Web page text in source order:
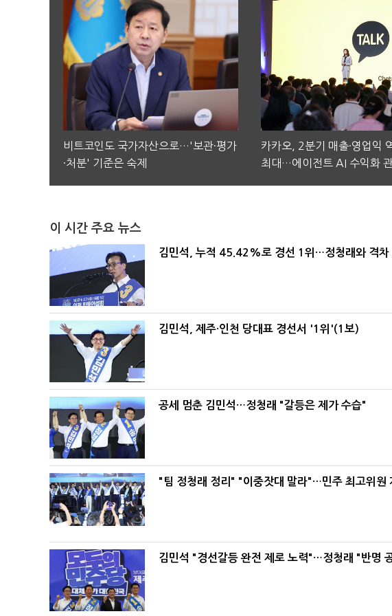
비트코인도 국가자산으로…'보관·평가
·처분' 기준은 숙제
카카오, 2분기 매출·영업익
최대…에이전트 AI 수익화
이 시간 주요 뉴스
김민석, 누적 45.42%로 경선 1위…정청래와 격
김민석, 제주·인천 당대표 경선서 '1위'(1보)
공세 멈춘 김민석…정청래 "갈등은 제가 수습"
"팀 정청래 정리" "이중잣대 말라"…민주 최고위원
김민석 "경선갈등 완전 제로 노력"…정청래 "반명